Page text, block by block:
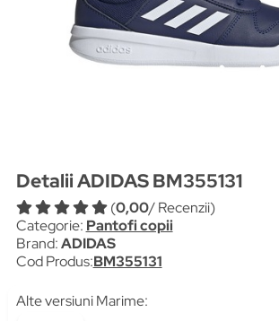
Detalii ADIDAS BM355131
(0,00/ Recenzii)
Categorie: Pantofi copii
Brand:ADIDAS
Cod Produs:BM355131
Alte versiuni Marime: